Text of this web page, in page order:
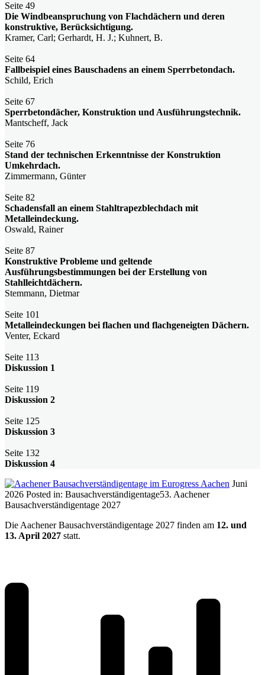
Seite 49
Die Windbeanspruchung von Flachdächern und deren
konstruktive, Berücksichtigung.
Kramer, Carl; Gerhardt, H. J.; Kuhnert, B.
Seite 64
Fallbeispiel eines Bauschadens an einem Sperrbetondach.
Schild, Erich
Seite 67
Sperrbetondächer, Konstruktion und Ausführungstechnik.
Mantscheff, Jack
Seite 76
Stand der technischen Erkenntnisse der Konstruktion
Umkehrdach.
Zimmermann, Günter
Seite 82
Schadensfall an einem Stahltrapezblechdach mit
Metalleindeckung.
Oswald, Rainer
Seite 87
Konstruktive Probleme und geltende
Ausführungsbestimmungen bei der Erstellung von
Stahlleichtdächern.
Stemmann, Dietmar
Seite 101
Metalleindeckungen bei flachen und flachgeneigten Dächern.
Venter, Eckard
Seite 113
Diskussion 1
Seite 119
Diskussion 2
Seite 125
Diskussion 3
Seite 132
Diskussion 4
Juni
2026 Posted in: Bausachverständigentage53. Aachener
Bausachverständigentage 2027
Die Aachener Bausachverständigentage 2027 finden am 12. und
13. April 2027 statt.